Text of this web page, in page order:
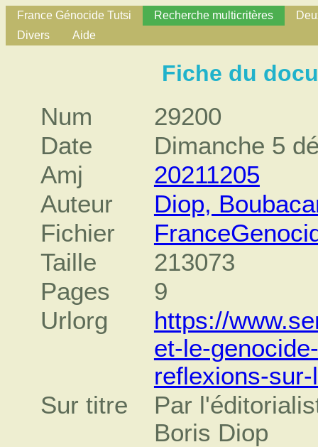
France Génocide Tutsi Recherche multicritères
Divers
Aide
Fiche du
Num
29200
Date
Dimanche 5
Amj
20211205
Auteur
Diop,
Fichier
Taille
213073
Pages
9
Urlorg
https://
et-le-
reflexions-sur-
Sur titre
Par
Boris Diop